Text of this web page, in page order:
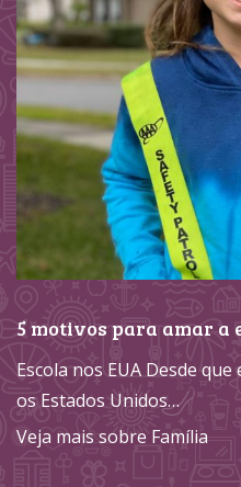
5 motivos para amar a
Escola nos EUA Desde
os Estados Unidos…
Veja mais sobre Família